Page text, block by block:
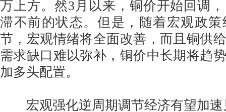
万上方。然3月以来，铜价开始回调
滞不前的状态。但是，随着宏观政
节，宏观情绪将全面改善，而且铜供
需求缺口难以弥补，铜价中长期将趋
加多头配置。
宏观强化逆周期调节经济有望加速